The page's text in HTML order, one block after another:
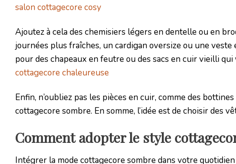
salon cottagecore cosy
Ajoutez à cela des chemisiers légers en dentelle ou en
journées plus fraîches, un cardigan oversize ou une
pour des chapeaux en feutre ou des sacs en cuir vieilli
cottagecore chaleureuse
Enfin, n’oubliez pas les pièces en cuir, comme des
cottagecore sombre. En somme, l’idée est de choisir
Comment adopter le style
Intégrer la mode cottagecore sombre dans votre